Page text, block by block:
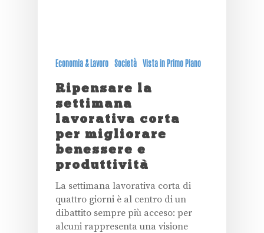
Economia & Lavoro Società Vista in Primo Piano
Ripensare la
settimana
lavorativa corta
per migliorare
benessere e
produttività
La settimana lavorativa corta di
quattro giorni è al centro di un
dibattito sempre più acceso: per
alcuni rappresenta una visione